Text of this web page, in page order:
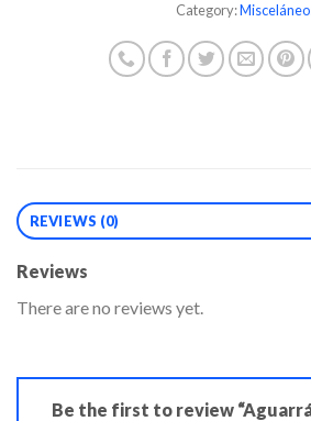
Category:
REVIEWS (0)
Reviews
There are no reviews yet.
Be the first to review